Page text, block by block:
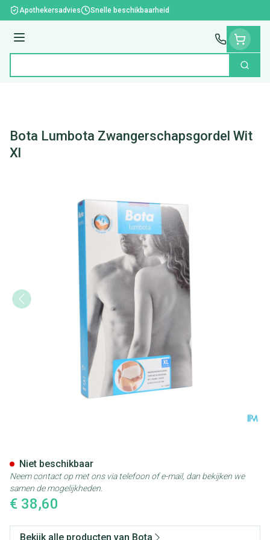
Ga naar de inhoud
Apothekersadvies Snelle beschikbaarheid
Menu
Zoek
Bota Lumbota Zwangerschapsgordel Wit
Xl
€ 38,60
Niet beschikbaar
Neem contact op met ons via telefoon of e-mail, dan bekijken we
samen de mogelijkheden.
Bekijk alle producten van Bota